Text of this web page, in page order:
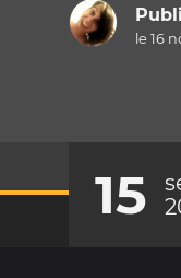
le 16
15